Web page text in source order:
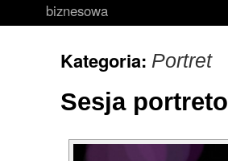
biznesowa
Kategoria: Portret
Sesja